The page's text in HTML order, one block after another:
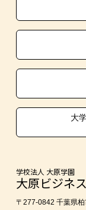
生徒会活動
在校生・卒
大学生・短
学費
東京経営大
入学前のお
大原学園グ
採用ご担当
大
学校法人 大原学園
大原ビジネ
〒277-0842 千葉県柏